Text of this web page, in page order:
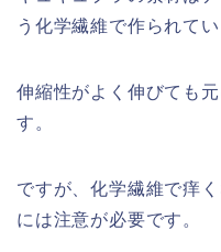
う化学繊維で作られてい
伸縮性がよく伸びても
す。
ですが、化学繊維で痒
には注意が必要です。